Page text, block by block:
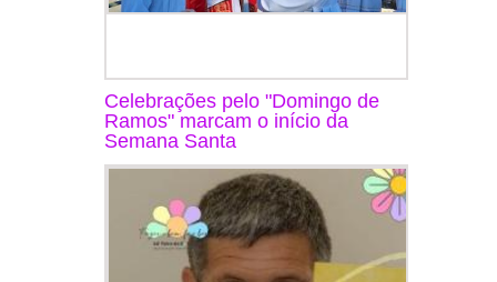
Celebrações pelo "Domingo de
Ramos" marcam o início da
Semana Santa